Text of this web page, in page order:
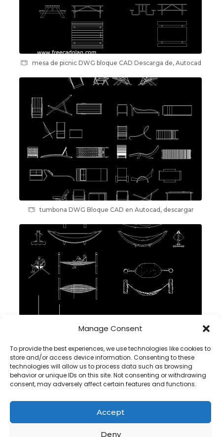
Manage Consent
To provide the best experiences, we use technologies like cookies to
store and/or access device information. Consenting to these
technologies will allow us to process data such as browsing
behavior or unique IDs on this site. Not consenting or withdrawing
consent, may adversely affect certain features and functions.
Accept
Deny
mesa de picnic DWG bloque CAD Descarga de, Autocad
tumbona DWG Bloque CAD en Autocad, descargar
Hamaca DWG Bloque CAD en Autocad descargar